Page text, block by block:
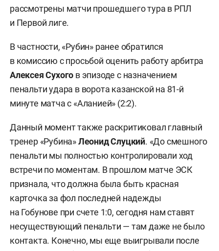
рассмотрены матчи прошедшего тура в РПЛ
и Первой лиге.
В частности, «Рубин» ранее обратился
в комиссию с просьбой оценить работу арбитра
АлексеяСухого в эпизоде с назначением
пенальти удара в ворота казанской на 81-й
минуте матча с «Аланией» (2:2).
Данный момент также раскритиковал главный
тренер «Рубина»Леонид Слуцкий. «До смешного
пенальти мы полностью контролировали ход
встречи по моментам. В прошлом матче ЭСК
признала, что должна была быть красная
карточка за фол последней надежды
на Гобунове при счете 1:0, сегодня нам ставят
несуществующий пенальти — там даже не было
контакта. Конечно, мы еще выигрывали после